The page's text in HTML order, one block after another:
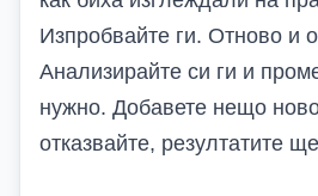
Изпробвайте ги. Отново и
Анализирайте си ги и
нужно. Добавете нещо
отказвайте, резултатите